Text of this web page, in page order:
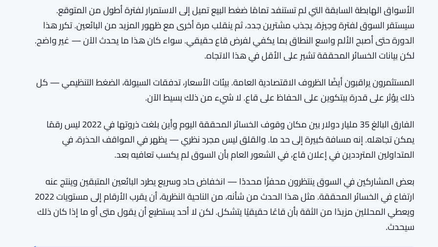
يراقب مراقبو السوق عن كثب حركة الأسعار وبيانات البلوكتشين لمعرفة ما إذا كانت هناك تصحيح أعمق قادم
أو ما إذا كان بإمكان بيتكوين بطريقة ما أن تتجاوز دون حدث استسلام كامل. لقد حدث ذلك من قبل، نوعًا ما.
لكن السجل التاريخي ليس مريحًا تمامًا للثيران.
READ ALSO: هبوط بيتكوين إلى ما دون $25,000 يمحو مكاسب عامين للمستثمرين
سيستقر السوق لفترة وجيزة، يجذب مشترين جدد، ثم ينقلب مرة أخرى مع ظهور المزيد من البائعين. تكرر هذا
الدورة حتى أصبح الألم واسع النطاق بما يكفي لفرض قاع حقيقي. سواء كان هذا ما يحدث الآن — غير واضح.
لكن بيانات الخسائر المحققة تشير على الأقل في هذا الاتجاه.
المستثمرون يراقبون أيضًا الظروف الاقتصادية العامة. بيئات الأسعار، تدفقات السيولة، الضغط التنظيمي — كل
ذلك يؤثر على قدرة بيتكوين على الحفاظ على قاع. لا شيء من ذلك بسيط الآن.